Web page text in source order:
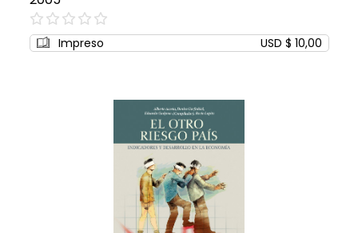
0%
Impreso USD $ 10,00